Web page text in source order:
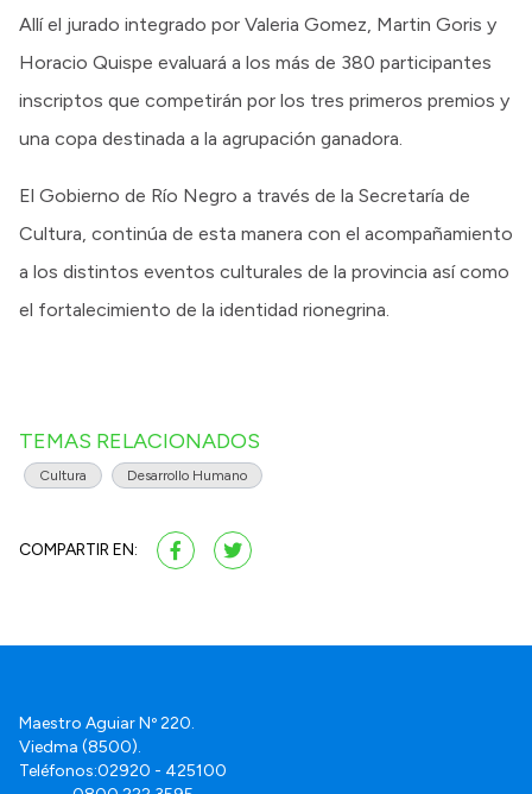
Allí el jurado integrado por Valeria Gomez, Martin Goris y
Horacio Quispe evaluará a los más de 380 participantes
inscriptos que competirán por los tres primeros premios y
una copa destinada a la agrupación ganadora.
El Gobierno de Río Negro a través de la Secretaría de
Cultura, continúa de esta manera con el acompañamiento
a los distintos eventos culturales de la provincia así como
el fortalecimiento de la identidad rionegrina.
TEMAS RELACIONADOS
Cultura Desarrollo Humano
COMPARTIR EN:
Maestro Aguiar Nº 220.
Viedma (8500).
Teléfonos:02920 - 425100